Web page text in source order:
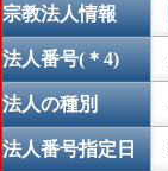
宗教法人情報
法人番号(＊4)
法人の種別
法人番号指定日